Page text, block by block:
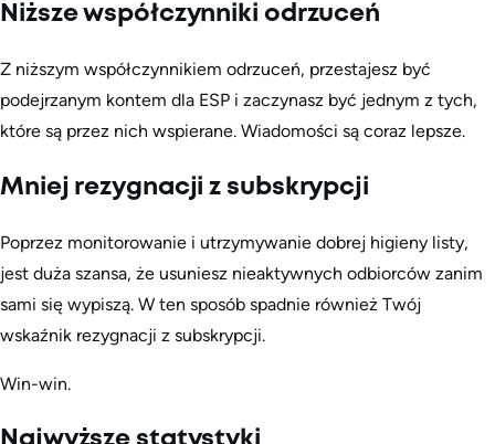
Niższe współczynniki odrzuceń
Z niższym współczynnikiem odrzuceń, przestajesz być
podejrzanym kontem dla ESP i zaczynasz być jednym z tych,
które są przez nich wspierane. Wiadomości są coraz lepsze.
Mniej rezygnacji z subskrypcji
Poprzez monitorowanie i utrzymywanie dobrej higieny listy,
jest duża szansa, że usuniesz nieaktywnych odbiorców zanim
sami się wypiszą. W ten sposób spadnie również Twój
wskaźnik rezygnacji z subskrypcji.
Win-win.